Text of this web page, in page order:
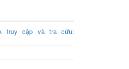
truy cập và tra cứu: